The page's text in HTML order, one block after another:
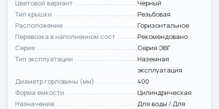
Цветовой вариант
Черный
Тип крышки
Резьбовая
Расположение
Горизонтальное
Перевозка в наполненном сост
Рекомендовано
Серия
Серия ЭВГ
Тип эксплуатации
Наземная
эксплуатация
Диаметр горловины (мм)
400
Форма емкости
Цилиндрическая
Назначение
Для воды / Для